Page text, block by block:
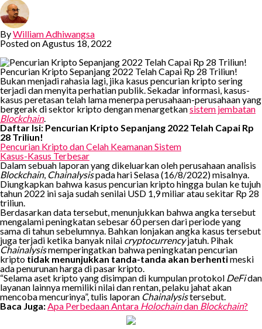
ByWilliam Adhiwangsa
Posted onAgustus 18, 2022
Pencurian Kripto Sepanjang 2022 Telah Capai Rp 28 Triliun!
Bukan menjadi rahasia lagi, jika kasus pencurian kripto sering
terjadi dan menyita perhatian publik. Sekadar informasi, kasus-
kasus peretasan telah lama menerpa perusahaan-perusahaan yang
bergerak di sektor kripto dengan menargetkansistem jembatan
Blockchain.
Daftar Isi: Pencurian Kripto Sepanjang 2022 Telah Capai Rp
28 Triliun!
Pencurian Kripto dan Celah Keamanan Sistem
Kasus-Kasus Terbesar
Dalam sebuah laporan yang dikeluarkan oleh perusahaan analisis
Blockchain, Chainalysispada hari Selasa (16/8/2022) misalnya.
Diungkapkan bahwa kasus pencurian kripto hingga bulan ke tujuh
tahun 2022 ini saja sudah senilai USD 1,9 miliar atau sekitar Rp 28
triliun.
Berdasarkan data tersebut, menunjukkan bahwa angka tersebut
mengalami peningkatan sebesar 60 persen dari periode yang
sama di tahun sebelumnya. Bahkan lonjakan angka kasus tersebut
juga terjadi ketika banyak nilai cryptocurrencyjatuh. Pihak
Chainalysismemperingatkan bahwa peningkatan pencurian
kripto tidak menunjukkan tanda-tanda akan berhentimeski
ada penurunan harga di pasar kripto.
“Selama aset kripto yang disimpan di kumpulan protokol DeFidan
layanan lainnya memiliki nilai dan rentan, pelaku jahat akan
mencoba mencurinya”, tulis laporan Chainalysistersebut.
Baca Juga:Apa Perbedaan Antara Holochaindan Blockchain?